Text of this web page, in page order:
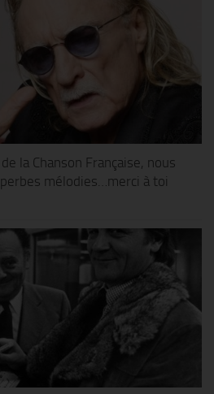
la Chanson Française, nous
mélodies…merci à toi